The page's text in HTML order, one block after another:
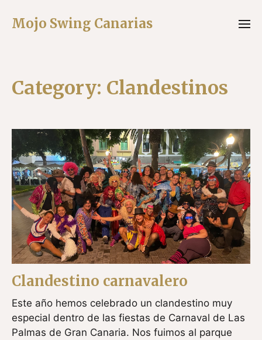
Mojo Swing Canarias
Category: Clandestinos
Clandestino carnavalero
Este año hemos celebrado un clandestino muy
especial dentro de las fiestas de Carnaval de Las
Palmas de Gran Canaria. Nos fuimos al parque